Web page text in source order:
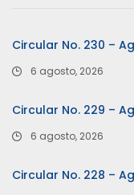
Circular No. 230 –
6 agosto, 2026
Circular No. 229 –
6 agosto, 2026
Circular No. 228 –